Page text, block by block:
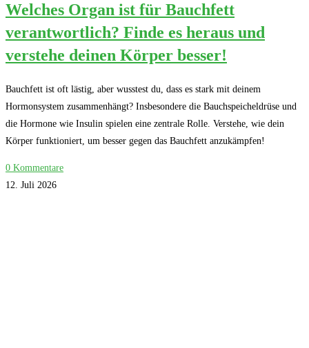
Welches Organ ist für Bauchfett
verantwortlich? Finde es heraus und
verstehe deinen Körper besser!
Bauchfett ist oft lästig, aber wusstest du, dass es stark mit deinem
Hormonsystem zusammenhängt? Insbesondere die Bauchspeicheldrüse und
die Hormone wie Insulin spielen eine zentrale Rolle. Verstehe, wie dein
Körper funktioniert, um besser gegen das Bauchfett anzukämpfen!
0 Kommentare
12. Juli 2026